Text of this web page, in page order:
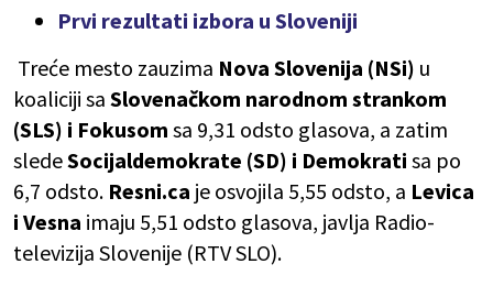
Prvi rezultati izbora u Sloveniji
Treće mesto zauzima Nova Slovenija (NSi) u
koaliciji sa Slovenačkom narodnom strankom
(SLS) i Fokusom sa 9,31 odsto glasova, a zatim
sledeSocijaldemokrate (SD) i Demokrati sa po
6,7 odsto. Resni.ca je osvojila 5,55 odsto, a Levica
i Vesna imaju 5,51 odsto glasova, javlja Radio-
televizija Slovenije (RTV SLO).